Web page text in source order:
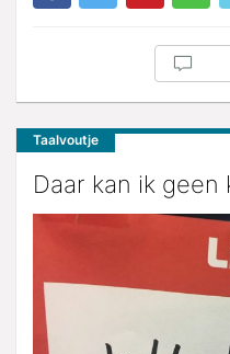
Taalvoutje
Daar kan ik geen